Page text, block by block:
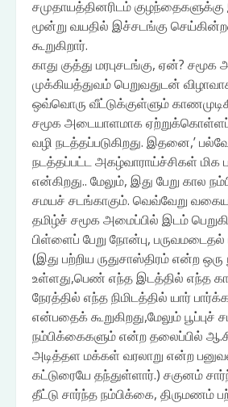
சமுதாயத்தினரிடம்
மூன்று வயதில் இச்சடங்கு
கூறுகிறார்.
காது குத்து மரபுசடங்கு, ஏன்? சமூக
முக்கியத்துவம் பெறுவதுடன்
ஒவ்வொரு வீட்டுக்குள்ளும்
சமூக அடையாளமாக
வழி நடத்தப்படுகிறது. இதனை,’
நடத்தப்பட்ட அகழ்வாராய்ச்சிகள்
என்கிறது.. மேலும், இது பேறு கால
சமயச் சடங்காகும். வெவ்வேறு
தமிழ்ச் சமூக அமைப்பில் இடம்
பிள்ளைப் பேறு நோன்பு, பருவமடைதல்
(இது பற்றிய ருதுசாஸ்திரம் என்ற ஒரு
உள்ளது,பெண் எந்த இடத்தில் எந்த
நேரத்தில் எந்த நிமிடத்தில் யார்
என்பதைக் கூறுகிறது,மேலும் பூப்புச்
நம்பிக்கைகளும் என்ற தலைப்பில்
அடித்தள மக்கள் வரலாறு என்ற
கட்டுரையே தந்துள்ளார்.) சகுனம்
தீட்டு சார்ந்த நம்பிக்கை, திருமணம்